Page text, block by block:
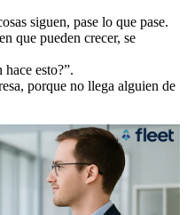
siguen, pase lo que pase.
que pueden crecer, se
esto?”.
porque no llega alguien de